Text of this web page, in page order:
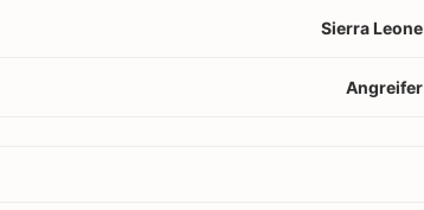
Sierra Leone
Angreifer